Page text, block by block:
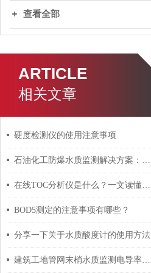
查看全部
ARTICLE
相关文章
硬度检测仪的使用注意事项
石油化工防爆水质监测解决方案：从选型到实施的全流程指南
在线TOC分析仪是什么？一文读懂总有机碳检测的原理与应用
BOD5测定的注意事项有哪些？
分享一下关于水质酸度计的使用方法
建筑工地管网末梢水质监测电导率仪实战解析：MPG-6199S技术实现与成本优化